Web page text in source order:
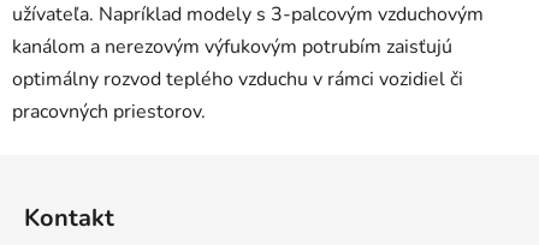
užívateľa. Napríklad modely s 3-palcovým vzduchovým
kanálom a nerezovým výfukovým potrubím zaisťujú
optimálny rozvod teplého vzduchu v rámci vozidiel či
pracovných priestorov.
Kontakt